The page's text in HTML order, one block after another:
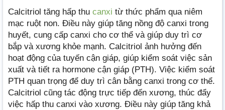
Calcitriol tăng hấp thu canxi từ thức phẩm qua niêm
mạc ruột non. Điều này giúp tăng nồng độ canxi trong
huyết, cung cấp canxi cho cơ thể và giúp duy trì cơ
bắp và xương khỏe mạnh. Calcitriol ảnh hưởng đến
hoạt động của tuyến cận giáp, giúp kiểm soát việc sản
xuất và tiết ra hormone cận giáp (PTH). Việc kiểm soát
PTH quan trọng để duy trì cân bằng canxi trong cơ thể.
Calcitriol cũng tác động trực tiếp đến xương, thúc đẩy
việc hấp thu canxi vào xương. Điều này giúp tăng khả